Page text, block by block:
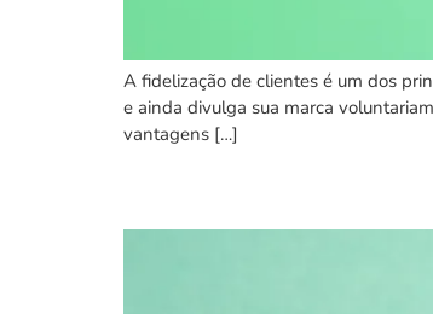
A fidelização de clientes é um dos
e ainda divulga sua marca
vantagens […]